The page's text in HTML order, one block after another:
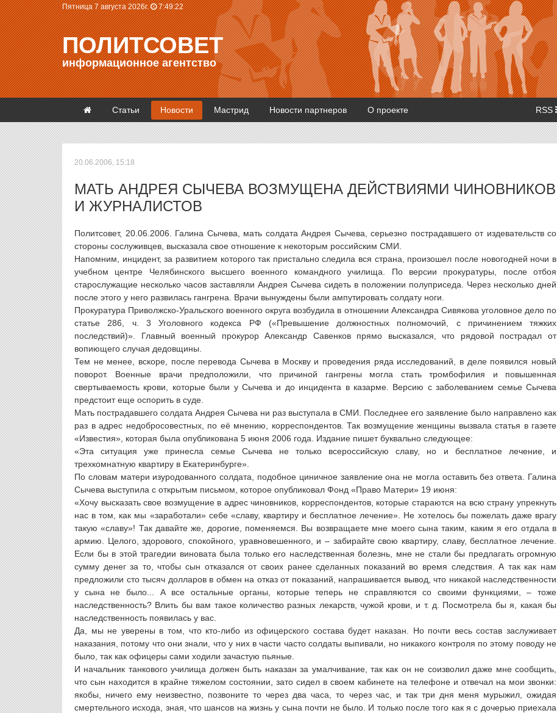
Пятница 7 августа 2026г. 7:49:22
ПОЛИТСОВЕТ
информационное агентство
Статьи Новости Мастрид Новости партнеров О проекте RSS
20.06.2006, 15:18
МАТЬ АНДРЕЯ СЫЧЕВА ВОЗМУЩЕНА ДЕЙСТВИЯМИ ЧИНОВНИКОВ
И ЖУРНАЛИСТОВ
Политсовет, 20.06.2006. Галина Сычева, мать солдата Андрея Сычева, серьезно пострадавшего от издевательств со
стороны сослуживцев, высказала свое отношение к некоторым российским СМИ.
Напомним, инцидент, за развитием которого так пристально следила вся страна, произошел после новогодней ночи в
учебном центре Челябинского высшего военного командного училища. По версии прокуратуры, после отбоя
старослужащие несколько часов заставляли Андрея Сычева сидеть в положении полуприседа. Через несколько дней
после этого у него развилась гангрена. Врачи вынуждены были ампутировать солдату ноги.
Прокуратура Приволжско-Уральского военного округа возбудила в отношении Александра Сивякова уголовное дело по
статье 286, ч. 3 Уголовного кодекса РФ («Превышение должностных полномочий, с причинением тяжких
последствий)». Главный военный прокурор Александр Савенков прямо высказался, что рядовой пострадал от
вопиющего случая дедовщины.
Тем не менее, вскоре, после перевода Сычева в Москву и проведения ряда исследований, в деле появился новый
поворот. Военные врачи предположили, что причиной гангрены могла стать тромбофилия и повышенная
свертываемость крови, которые были у Сычева и до инцидента в казарме. Версию с заболеванием семье Сычева
предстоит еще оспорить в суде.
Мать пострадавшего солдата Андрея Сычева ни раз выступала в СМИ. Последнее его заявление было направлено как
раз в адрес недобросовестных, по её мнению, корреспондентов. Так возмущение женщины вызвала статья в газете
«Известия», которая была опубликована 5 июня 2006 года. Издание пишет буквально следующее:
«Эта ситуация уже принесла семье Сычева не только всероссийскую славу, но и бесплатное лечение, и
трехкомнатную квартиру в Екатеринбурге».
По словам матери изуродованного солдата, подобное циничное заявление она не могла оставить без ответа. Галина
Сычева выступила с открытым письмом, которое опубликовал Фонд «Право Матери» 19 июня:
«Хочу высказать свое возмущение в адрес чиновников, корреспондентов, которые стараются на всю страну упрекнуть
нас в том, как мы «заработали» себе «славу, квартиру и бесплатное лечение». Не хотелось бы пожелать даже врагу
такую «славу»! Так давайте же, дорогие, поменяемся. Вы возвращаете мне моего сына таким, каким я его отдала в
армию. Целого, здорового, спокойного, уравновешенного, и – забирайте свою квартиру, славу, бесплатное лечение.
Если бы в этой трагедии виновата была только его наследственная болезнь, мне не стали бы предлагать огромную
сумму денег за то, чтобы сын отказался от своих ранее сделанных показаний во время следствия. А так как нам
предложили сто тысяч долларов в обмен на отказ от показаний, напрашивается вывод, что никакой наследственности
у сына не было... А все остальные органы, которые теперь не справляются со своими функциями, – тоже
наследственность? Влить бы вам такое количество разных лекарств, чужой крови, и т. д. Посмотрела бы я, какая бы
наследственность появилась у вас.
Да, мы не уверены в том, что кто-либо из офицерского состава будет наказан. Но почти весь состав заслуживает
наказания, потому что они знали, что у них в части часто солдаты выпивали, но никакого контроля по этому поводу не
было, так как офицеры сами ходили зачастую пьяные.
И начальник танкового училища должен быть наказан за умалчивание, так как он не соизволил даже мне сообщить,
что сын находится в крайне тяжелом состоянии, зато сидел в своем кабинете на телефоне и отвечал на мои звонки:
якобы, ничего ему неизвестно, позвоните то через два часа, то через час, и так три дня меня мурыжил, ожидая
смертельного исхода, зная, что шансов на жизнь у сына почти не было. И только после того как я с дочерью приехала